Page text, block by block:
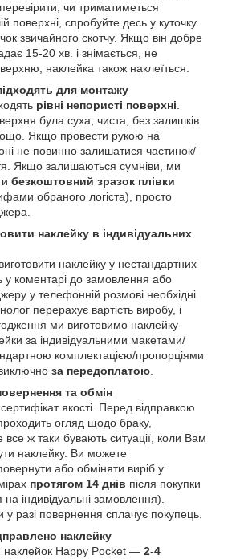
чи триматиметься
поверхні, спробуйте десь у куточку
звичайного скотчу. Якщо він добре
15-20 хв. і знімається, не
наклейка також наклеїться.
для монтажу
рівні непористі поверхні.
була суха, чиста, без залишків
Якщо провести рукою на
не повинно залишатися частинок/
Якщо залишаються сумніви, ми
безкоштовний зразок плівки
обраного логіста), просто
наклейку в індивідуальних
наклейку у нестандартних
у коментарі до замовлення або
у телефонній розмові необхідні
перерахує вартість виробу, і
ми виготовимо наклейку
за індивідуальними макетами/
комплектацією/пропорціями
за передоплатою.
та обмін
якості. Перед відправкою
огляд щодо браку,
все ж таки бувають ситуації, коли Вам
наклейку. Ви можете
або обміняти виріб у
протягом 14 днів після покупки
індивідуальні замовлення).
у разі повернення сплачує покупець.
наклейку
наклейок Happy Pocket — 2-4